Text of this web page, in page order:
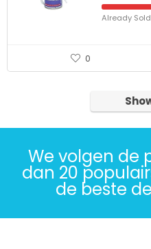
Already
0
We volgen de
dan 20
de beste